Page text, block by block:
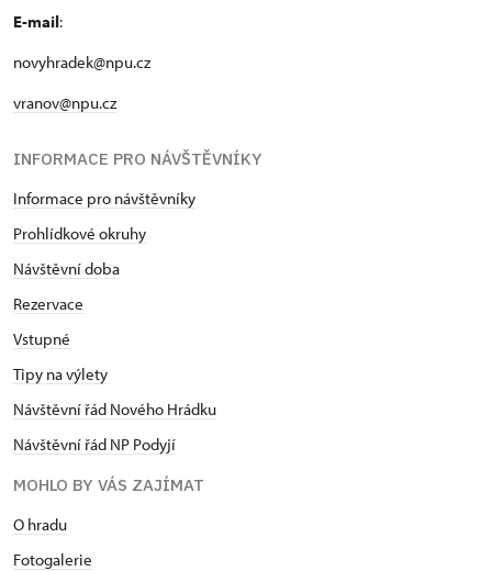
E-mail:
novyhradek@npu.cz
vranov@npu.cz
INFORMACE PRO NÁVŠTĚVNÍKY
Informace pro návštěvníky
Prohlídkové okruhy
Návštěvní doba
Rezervace
Vstupné
Tipy na výlety
Návštěvní řád Nového Hrádku
Návštěvní řád NP Podyjí
MOHLO BY VÁS ZAJÍMAT
O hradu
Fotogalerie